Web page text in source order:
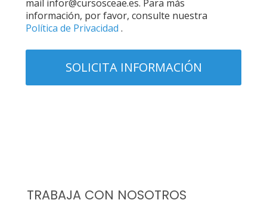
mail infor@cursosceae.es. Para más
información, por favor, consulte nuestra
Política de Privacidad .
TRABAJA CON NOSOTROS